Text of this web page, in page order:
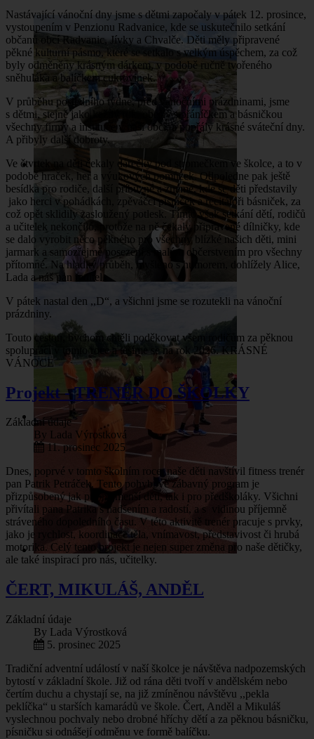
Nastávající vánoční dny jsme s dětmi započaly v pátek 12. prosince,
vystoupením v Penzionu Radvanice, kde se uskutečnilo setkání
občanů obcí Radvanic, Jívky a Chvalče. Děti měly připravené
pěkné kulturní pásmo, které se setkalo s velkým úspěchem, za což
byly odměněny krásným dárkem, v podobě ručně tvořeného
sněhuláka a balíčkem cukrovinek.
V průběhu posledního týdne, před vánočními prázdninami, jsme
s dětmi, stejně jako každý rok, obešly s přáníčkem a básničkou
všechny firmy a instituce v naší obci, a popřály krásné sváteční dny.
A přibyly další dobroty.
Ve čtvrtek na děti čekaly dárečky pod stromečkem ve školce, a to v
podobě hraček, her a výukových pomůcek. Odpoledne pak ještě
besídka pro rodiče, další příbuzné a známé, kde se děti představily
jako herci v pohádkách, zpěváčci písniček a recitátoři básniček, za
což opět sklidily zasloužený potlesk. Tímto však setkání dětí, rodičů
a učitelek nekončilo, protože na ně čekaly připravené dílničky, kde
se dalo vyrobit něco pěkného pro všechny blízké našich děti, mini
jarmark a samozřejmě posezení s malým občerstvením pro všechny
přítomné. Na hladký průběh, myšleno s humorem, dohlížely Alice,
Lada a náš pan ředitel.
V pátek nastal den ,,D“, a všichni jsme se rozutekli na vánoční
prázdniny.
Touto cestou, bychom chtěli poděkovat všem rodičům za pěknou
spolupráci v tomto roce a těšíme se na rok 2026. KRÁSNÉ
VÁNOCE
Projekt - TRENÉR DO ŠKOLKY
Základní údaje
By Lada Výrostková
11. prosinec 2025
Dnes, poprvé v tomto školním roce, naše děti navštívil fitness trenér
pan Patrik Petráček. Tento pohybově zábavný program je
přizpůsobený jak pro nejmenší děti, tak i pro předškoláky. Všichni
přivítali pana Patrika s nadšením a radostí, a s vidinou příjemně
stráveného dopoledního času. V této aktivitě trenér pracuje s prvky,
jako je rychlost, koordinace těla, vnímavost, představivost či hrubá
motorika. Celý tento projekt je nejen super změna pro naše dětičky,
ale také inspirací pro nás, učitelky.
ČERT, MIKULÁŠ, ANDĚL
Základní údaje
By Lada Výrostková
5. prosinec 2025
Tradiční adventní událostí v naší školce je návštěva nadpozemských
bytostí v základní škole. Již od rána děti tvoří v andělském nebo
čertím duchu a chystají se, na již zmíněnou návštěvu ,,pekla
peklíčka“ u starších kamarádů ve škole. Čert, Anděl a Mikuláš
vyslechnou pochvaly nebo drobné hříchy dětí a za pěknou básničku,
písničku si odnášejí odměnu ve formě balíčku.